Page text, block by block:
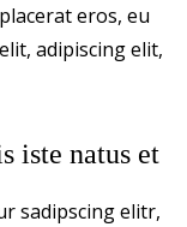
eros, eu
adipiscing elit,
iste natus et
sadipscing elitr,